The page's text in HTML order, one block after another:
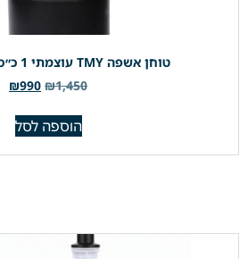
טוחן אשפה TMY עוצמתי 1 כ״ס | מק"ט 705
₪1,450
₪990
הוספה לסל